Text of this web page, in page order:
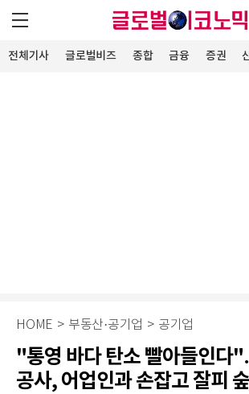
전체기사 글로벌비즈 종합 금융 증권
HOME > 부동산·공기업 > 공기업
"통영 바다 탄소 빨아들인다
공사, 어업인과 손잡고 잘피